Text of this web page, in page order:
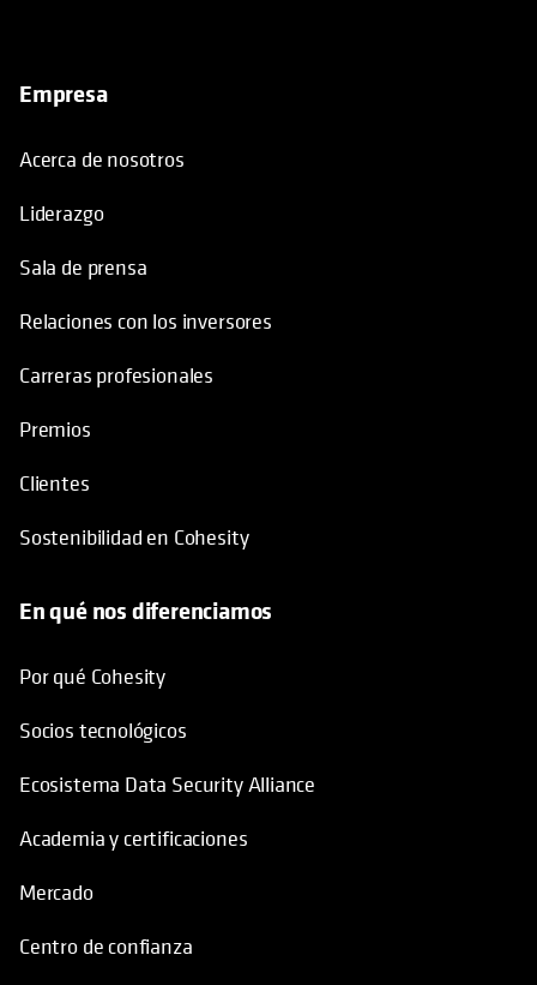
Empresa
Acerca de nosotros
Liderazgo
Sala de prensa
Relaciones con los inversores
Carreras profesionales
Premios
Clientes
Sostenibilidad en Cohesity
En qué nos diferenciamos
Por qué Cohesity
Socios tecnológicos
Ecosistema Data Security Alliance
Academia y certificaciones
Mercado
Centro de confianza